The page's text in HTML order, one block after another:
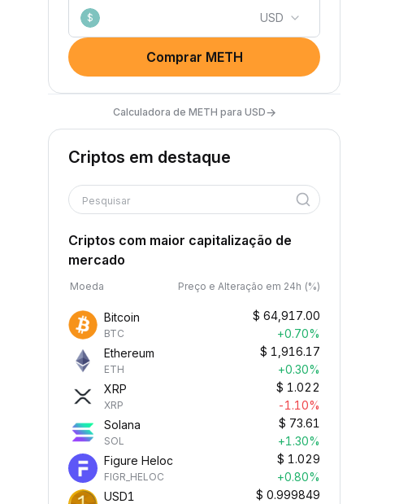
$ USD
Comprar METH
Calculadora de METH para USD→
Criptos em destaque
Pesquisar
Criptos com maior capitalização de
mercado
Moeda Preço e Alteração em 24h (%)
Bitcoin
BTC
$ 64,917.00
+0.70%
Ethereum
ETH
$ 1,916.17
+0.30%
XRP
XRP
$ 1.022
-1.10%
Solana
SOL
$ 73.61
+1.30%
Figure Heloc
FIGR_HELOC
$ 1.029
+0.80%
USD1
$ 0.999849